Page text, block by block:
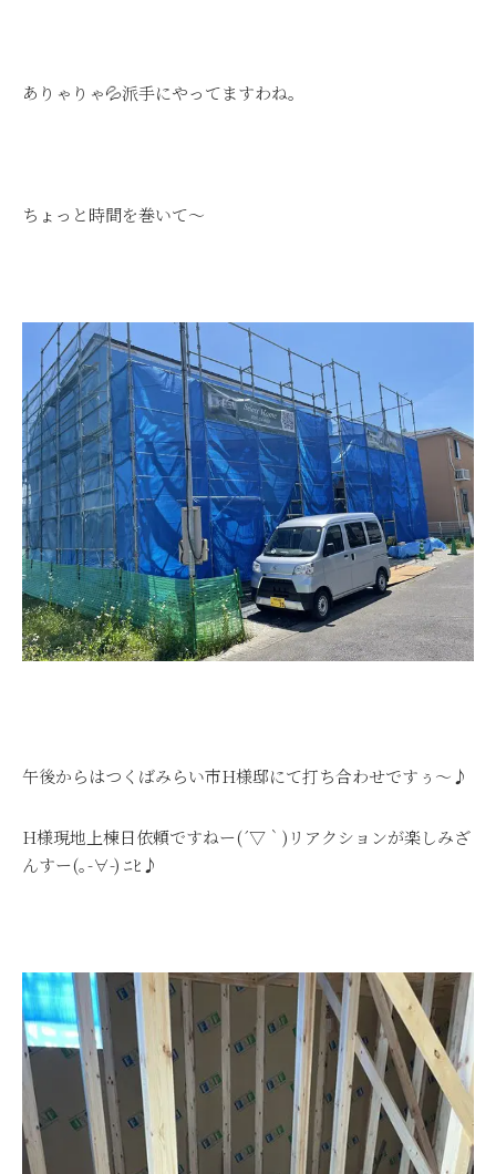
ありゃりゃ💦派手にやってますわね。
ちょっと時間を巻いて～
午後からはつくばみらい市H様邸にて打ち合わせですぅ～♪
H様現地上棟日依頼ですねー(´▽｀)リアクションが楽しみざ
んすー(｡-∀-) ﾆﾋ♪